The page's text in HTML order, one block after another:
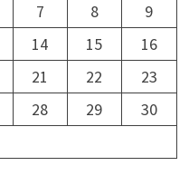
7 8
9
14 15
16
21 22
23
28 29
30